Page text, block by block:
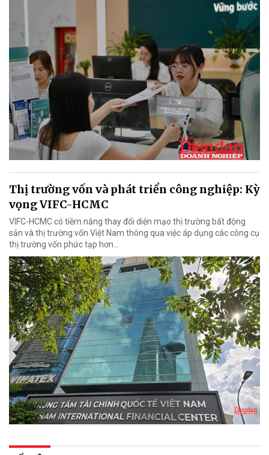
Thị trường vốn và phát triển công nghiệp: Kỳ
vọng VIFC-HCMC
VIFC-HCMC có tiềm năng thay đổi diện mạo thị trường bất động
sản và thị trường vốn Việt Nam thông qua việc áp dụng các công cụ
thị trường vốn phức tạp hơn...